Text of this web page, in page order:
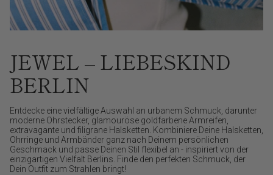
JEWEL – LIEBESKIND
BERLIN
Entdecke eine vielfältige Auswahl an urbanem Schmuck, darunter
moderne Ohrstecker, glamouröse goldfarbene Armreifen,
extravagante und filigrane Halsketten. Kombiniere Deine Halsketten,
Ohrringe und Armbänder ganz nach Deinem persönlichen
Geschmack und passe Deinen Stil flexibel an - inspiriert von der
einzigartigen Vielfalt Berlins. Finde den perfekten Schmuck, der
Dein Outfit zum Strahlen bringt!